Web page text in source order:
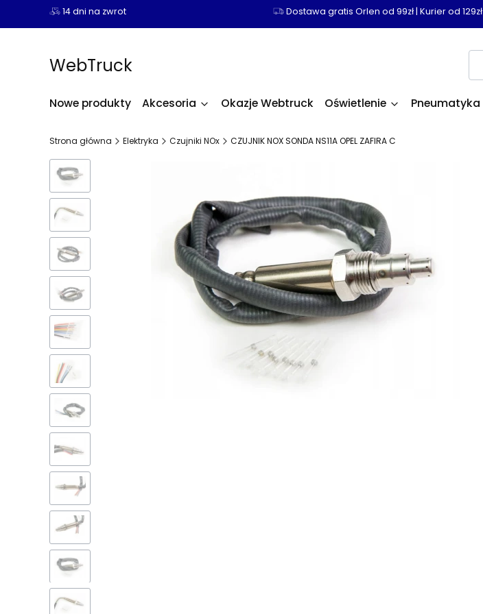
14 dni na zwrot Dostawa gratis Orlen od 99zł | Kurier od 129zł
WebTruck
Nowe produkty Akcesoria Okazje Webtruck Oświetlenie Pneumatyka
Strona główna Elektryka Czujniki NOx CZUJNIK NOX SONDA NS11A OPEL ZAFIRA C